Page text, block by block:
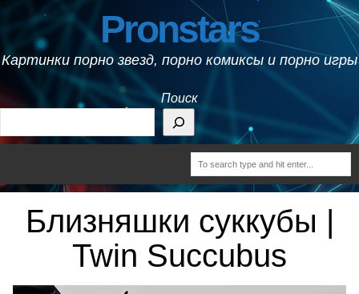
Pronstars
Картинки порно звезд, порно комиксы и порно игры
Поиск
Близняшки суккубы |
Twin Succubus